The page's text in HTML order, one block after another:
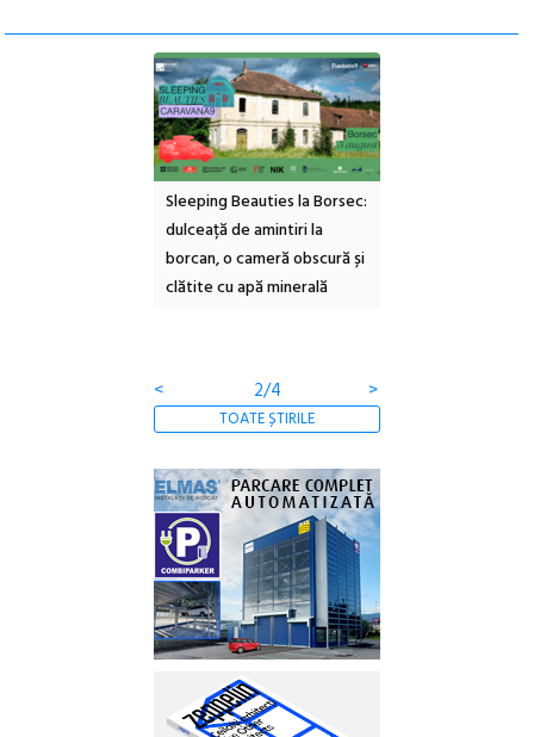
Sleeping Beauties la Borsec:
dulceață de amintiri la
borcan, o cameră obscură și
clătite cu apă minerală
< 2/4 >
TOATE ȘTIRILE